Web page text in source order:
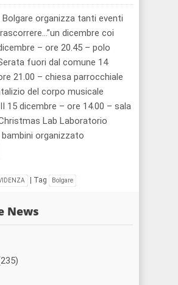
Bolgare organizza tanti eventi
dicembre coi
– ore 20.45 – polo
fuori dal comune 14
21.00 – chiesa parrocchiale
del corpo musicale
15 dicembre – ore 14.00 – sala
Lab Laboratorio
organizzato
| Tag Bolgare
News